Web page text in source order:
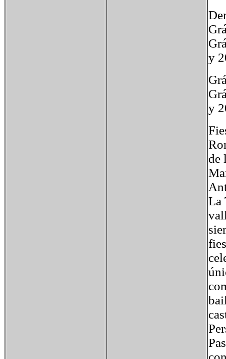
y
y
de
La